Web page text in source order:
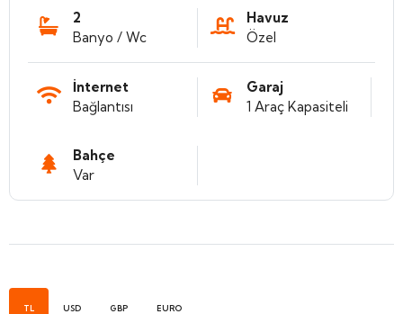
2
Banyo / Wc
Havuz
Özel
İnternet
Bağlantısı
Garaj
1 Araç Kapasiteli
Bahçe
Var
TL USD GBP EURO